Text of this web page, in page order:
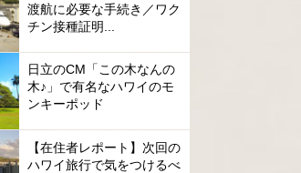
渡航に必要な手続き／ワク
チン接種証明...
日立のCM「この木なんの
木♪」で有名なハワイのモ
ンキーポッド
【在住者レポート】次回の
ハワイ旅行で気をつけるべ